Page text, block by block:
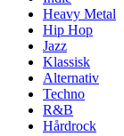
Heavy Metal
Hip Hop
Jazz
Klassisk
Alternativ
Techno
R&B
Hårdrock